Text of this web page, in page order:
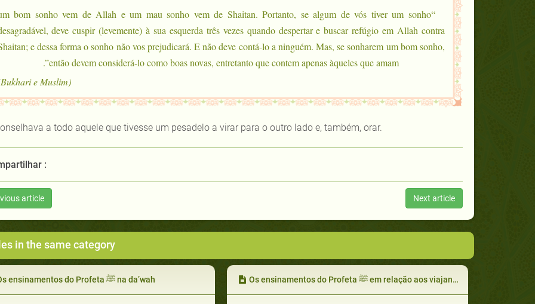
bom sonho vem de Allah e um mau sonho vem de Shaitan. Portanto, se algum de vós tiver um sonho
deve cuspir (levemente) à sua esquerda três vezes quando despertar e buscar refúgio em Allah contra
e dessa forma o sonho não vos prejudicará. E não deve contá-lo a ninguém. Mas, se sonharem um bom sonho,
então devem considerá-lo como boas novas, entretanto que contem apenas àqueles que amam”.
(Bukhari e Muslim)
a todo aquele que tivesse um pesadelo a virar para o outro lado e, também, orar.
:
article Next article
in the same category
Os ensinamentos do Profeta ﷺ na da’wah Os ensinamentos do Profeta ﷺ em relação aos viajantes